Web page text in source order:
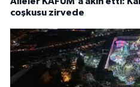
coşkusu zirvede